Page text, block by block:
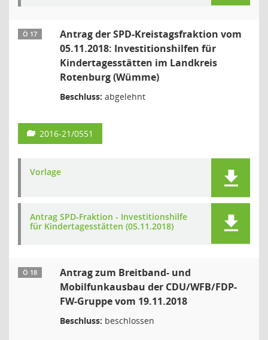
Ö 17
Antrag der SPD-Kreistagsfraktion vom
05.11.2018: Investitionshilfen für
Kindertagesstätten im Landkreis
Rotenburg (Wümme)
Beschluss: abgelehnt
2016-21/0551
Vorlage
Antrag SPD-Fraktion - Investitionshilfe
für Kindertagesstätten (05.11.2018)
Ö 18
Antrag zum Breitband- und
Mobilfunkausbau der CDU/WFB/FDP-
FW-Gruppe vom 19.11.2018
Beschluss: beschlossen